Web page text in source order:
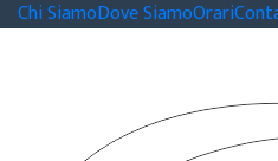
Chi SiamoDove SiamoOrari